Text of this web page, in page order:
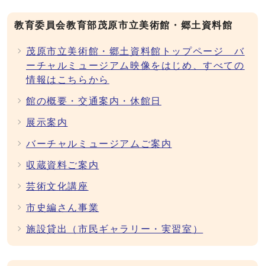
教育委員会教育部茂原市立美術館・郷土資料館
茂原市立美術館・郷土資料館トップページ バ
ーチャルミュージアム映像をはじめ、すべての
情報はこちらから
館の概要・交通案内・休館日
展示案内
バーチャルミュージアムご案内
収蔵資料ご案内
芸術文化講座
市史編さん事業
施設貸出（市民ギャラリー・実習室）